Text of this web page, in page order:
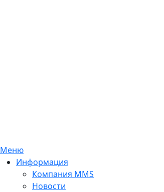
Меню
Информация
Компания MMS
Новости